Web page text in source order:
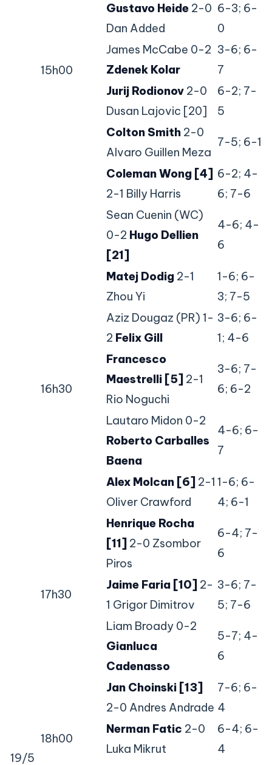
19/5
15h00
Gustavo Heide 2-0
Dan Added
6-3; 6-
0
James McCabe 0-2
Zdenek Kolar
3-6; 6-
7
Jurij Rodionov 2-0
Dusan Lajovic [20]
6-2; 7-
5
Colton Smith 2-0
Alvaro Guillen Meza
7-5; 6-1
Coleman Wong [4]
2-1 Billy Harris
6-2; 4-
6; 7-6
16h30
Sean Cuenin (WC)
0-2 Hugo Dellien
[21]
4-6; 4-
6
Matej Dodig 2-1
Zhou Yi
1-6; 6-
3; 7-5
Aziz Dougaz (PR) 1-
2 Felix Gill
3-6; 6-
1; 4-6
Francesco
Maestrelli [5] 2-1
Rio Noguchi
3-6; 7-
6; 6-2
Lautaro Midon 0-2
Roberto Carballes
Baena
4-6; 6-
7
Alex Molcan [6] 2-1
Oliver Crawford
1-6; 6-
4; 6-1
Henrique Rocha
[11] 2-0 Zsombor
Piros
6-4; 7-
6
17h30
Jaime Faria [10] 2-
1 Grigor Dimitrov
3-6; 7-
5; 7-6
18h00
Liam Broady 0-2
Gianluca
Cadenasso
5-7; 4-
6
Jan Choinski [13]
2-0 Andres Andrade
7-6; 6-
4
Nerman Fatic 2-0
Luka Mikrut
6-4; 6-
4